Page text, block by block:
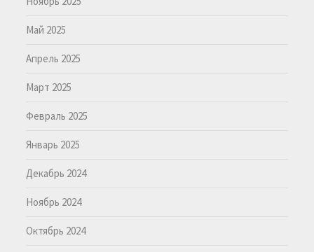
Май 2025
Апрель 2025
Март 2025
Февраль 2025
Январь 2025
Декабрь 2024
Ноябрь 2024
Октябрь 2024